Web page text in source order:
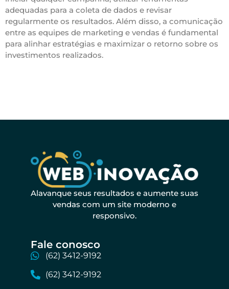
adequadas para a coleta de dados e revisar
regularmente os resultados. Além disso, a comunicação
entre as equipes de marketing e vendas é fundamental
para alinhar estratégias e maximizar o retorno sobre os
investimentos realizados.
Alavanque seus resultados e aumente suas
vendas com um site moderno e
responsivo.
Fale conosco​
(62) 3412-9192
(62) 3412-9192